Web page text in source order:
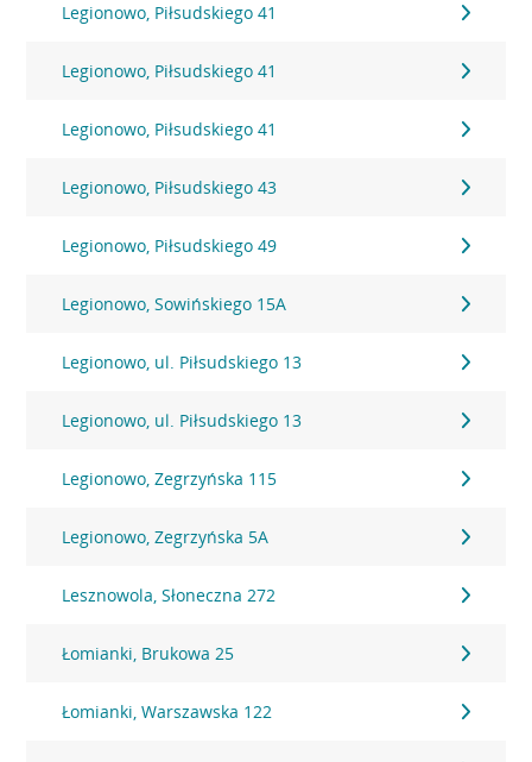
Legionowo, Piłsudskiego 41
Legionowo, Piłsudskiego 41
Legionowo, Piłsudskiego 41
Legionowo, Piłsudskiego 43
Legionowo, Piłsudskiego 49
Legionowo, Sowińskiego 15A
Legionowo, ul. Piłsudskiego 13
Legionowo, ul. Piłsudskiego 13
Legionowo, Zegrzyńska 115
Legionowo, Zegrzyńska 5A
Lesznowola, Słoneczna 272
Łomianki, Brukowa 25
Łomianki, Warszawska 122